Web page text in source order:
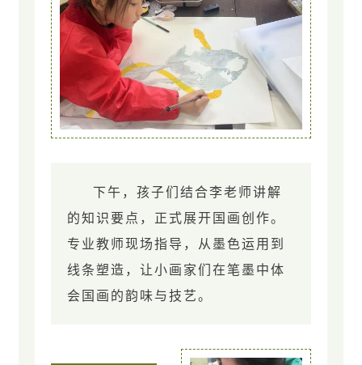
下午，孩子们结合李老师讲解
的知识要点，正式展开国画创作。
专业教师现场指导，从墨色运用到
线条塑造，让小画家们在笔墨中体
会国画的韵味与技艺。